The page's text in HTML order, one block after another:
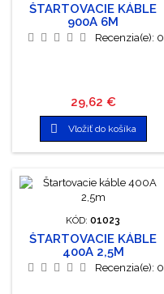
ŠTARTOVACIE KÁBLE
900A 6M
Recenzia(e): 0
Cena
29,62 €
 Vložiť do košíka
KÓD: 01023
ŠTARTOVACIE KÁBLE
400A 2,5M
Recenzia(e): 0